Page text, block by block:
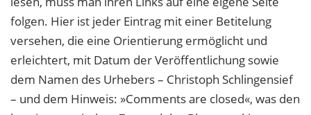
folgen. Hier ist jeder Eintrag mit einer Betitelung
versehen, die eine Orientierung ermöglicht und
erleichtert, mit Datum der Veröffentlichung sowie
dem Namen des Urhebers – Christoph Schlingensief
– und dem Hinweis: »Comments are closed«, was den